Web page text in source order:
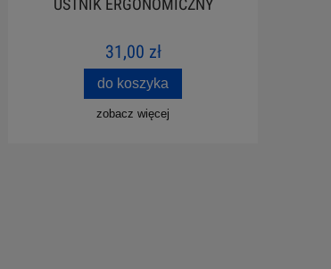
USTNIK ERGONOMICZNY
31,00 zł
do koszyka
zobacz więcej